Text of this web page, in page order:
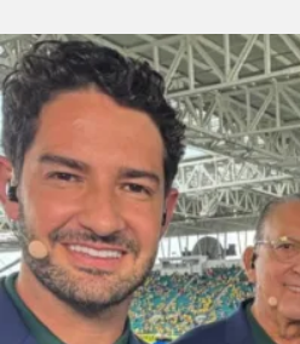
PROMOCIONAL
BETBOOM
CÓDIGO
DE
INDICAÇÃO
BET365
CÓDIGO
BETANO
PALMEIRAS
CORINTHIANS
SÃO
PAULO
SANTOS
BRASILEIRÃO
SÉRIE
A
LIBERTADORES
COPA
DO
BRASIL
MÍDIA
ESPORTIVA
MERCADO
DA
BOLA
PALPITES